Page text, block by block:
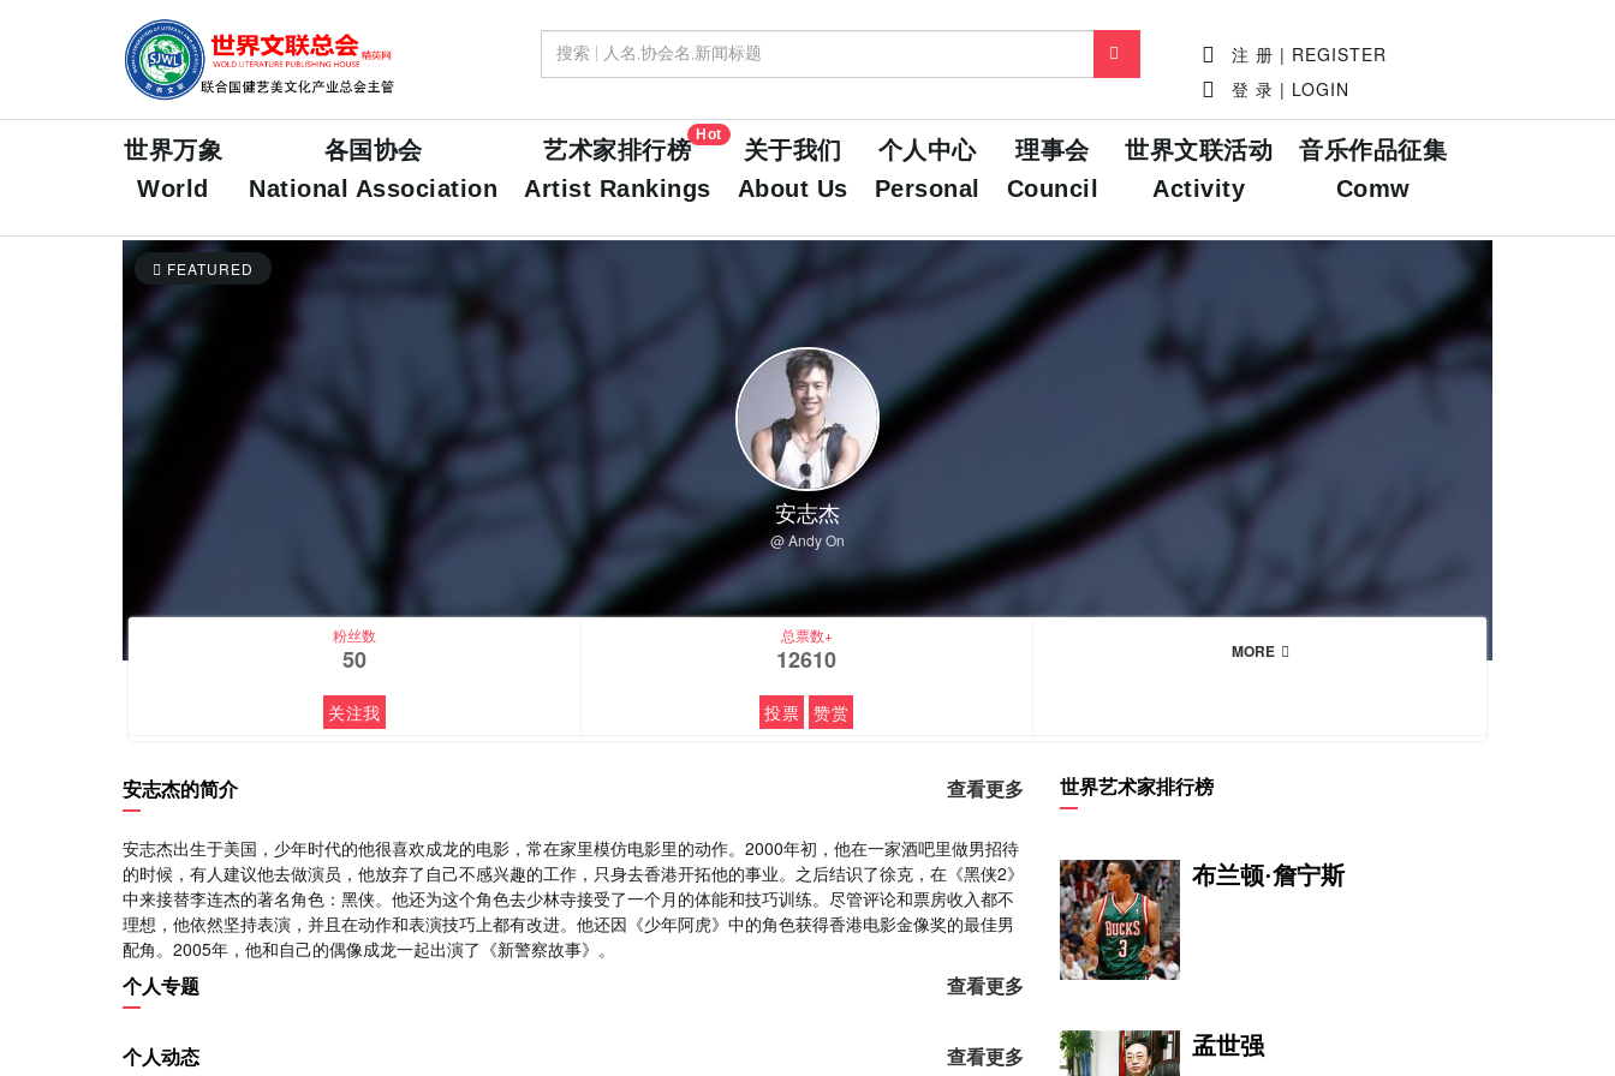
注 册 | REGISTER
登 录 | LOGIN
世界万象
World
各国协会
National Association
艺术家排行榜
Artist Rankings
Hot
关于我们
About Us
个人中心
Personal
理事会
Council
世界文联活动
Activity
音乐作品征集
Comw
FEATURED
安志杰
@ Andy On
粉丝数
50
关注我
总票数+
12610
投票 赞赏
MORE
安志杰的简介 查看更多
安志杰出生于美国，少年时代的他很喜欢成龙的电影，常在家里模仿电影里的动作。2000年初，他在一家酒吧里做男招待
的时候，有人建议他去做演员，他放弃了自己不感兴趣的工作，只身去香港开拓他的事业。之后结识了徐克，在《黑侠2》
中来接替李连杰的著名角色：黑侠。他还为这个角色去少林寺接受了一个月的体能和技巧训练。尽管评论和票房收入都不
理想，他依然坚持表演，并且在动作和表演技巧上都有改进。他还因《少年阿虎》中的角色获得香港电影金像奖的最佳男
配角。2005年，他和自己的偶像成龙一起出演了《新警察故事》。
个人专题 查看更多
个人动态 查看更多
世界艺术家排行榜
布兰顿·詹宁斯
孟世强